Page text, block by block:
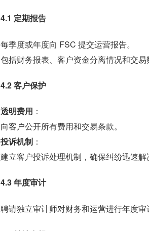
4.1 定期报告
每季度或年度向 FSC 提交运营报告。
包括财务报表、客户资金分离情况和交易
4.2 客户保护
透明费用 ：
向客户公开所有费用和交易条款。
投诉机制 ：
建立客户投诉处理机制，确保纠纷迅速解
4.3 年度审计
聘请独立审计师对财务和运营进行年度